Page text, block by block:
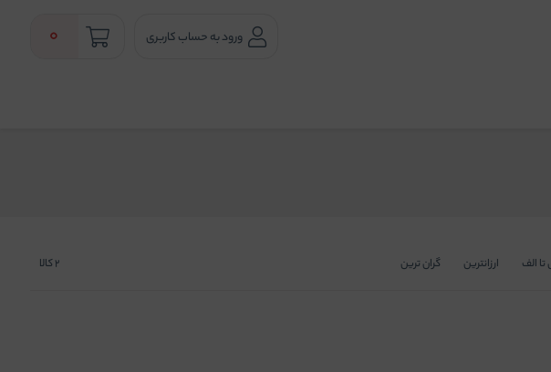
ورود به حساب کاربری 0
تا الف ارزانترین گران ترین 2کالا